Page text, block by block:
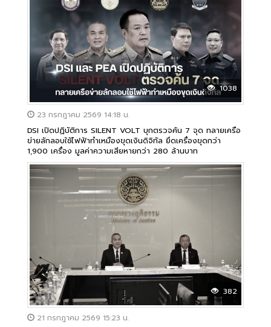
1038
23 กรกฎาคม 2569 14:18 น.
DSI เปิดปฏิบัติการ SILENT VOLT บุกตรวจค้น 7 จุด ทลายเครือ
ข่ายลักลอบใช้ไฟฟ้าทำเหมืองขุดเงินดิจิทัล ยึดเครื่องขุดกว่า
1,900 เครื่อง มูลค่าความเสียหายกว่า 280 ล้านบาท
382
21 กรกฎาคม 2569 15:23 น.